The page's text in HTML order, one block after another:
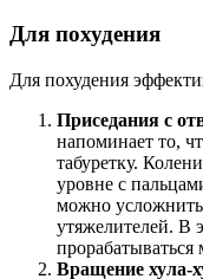
Для похудения
Для похудения
Приседания с
напоминает то,
табуретку.
уровне с
можно
утяжелителей. В
Вращение хула-